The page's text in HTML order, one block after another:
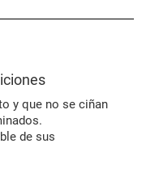
y que no se ciñan
de sus